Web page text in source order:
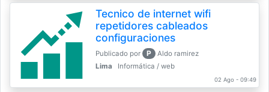
Tecnico de internet wifi
repetidores cableados
configuraciones
Publicado por P
Aldo ramirez
Lima
Informática / web
02 Ago - 09:49